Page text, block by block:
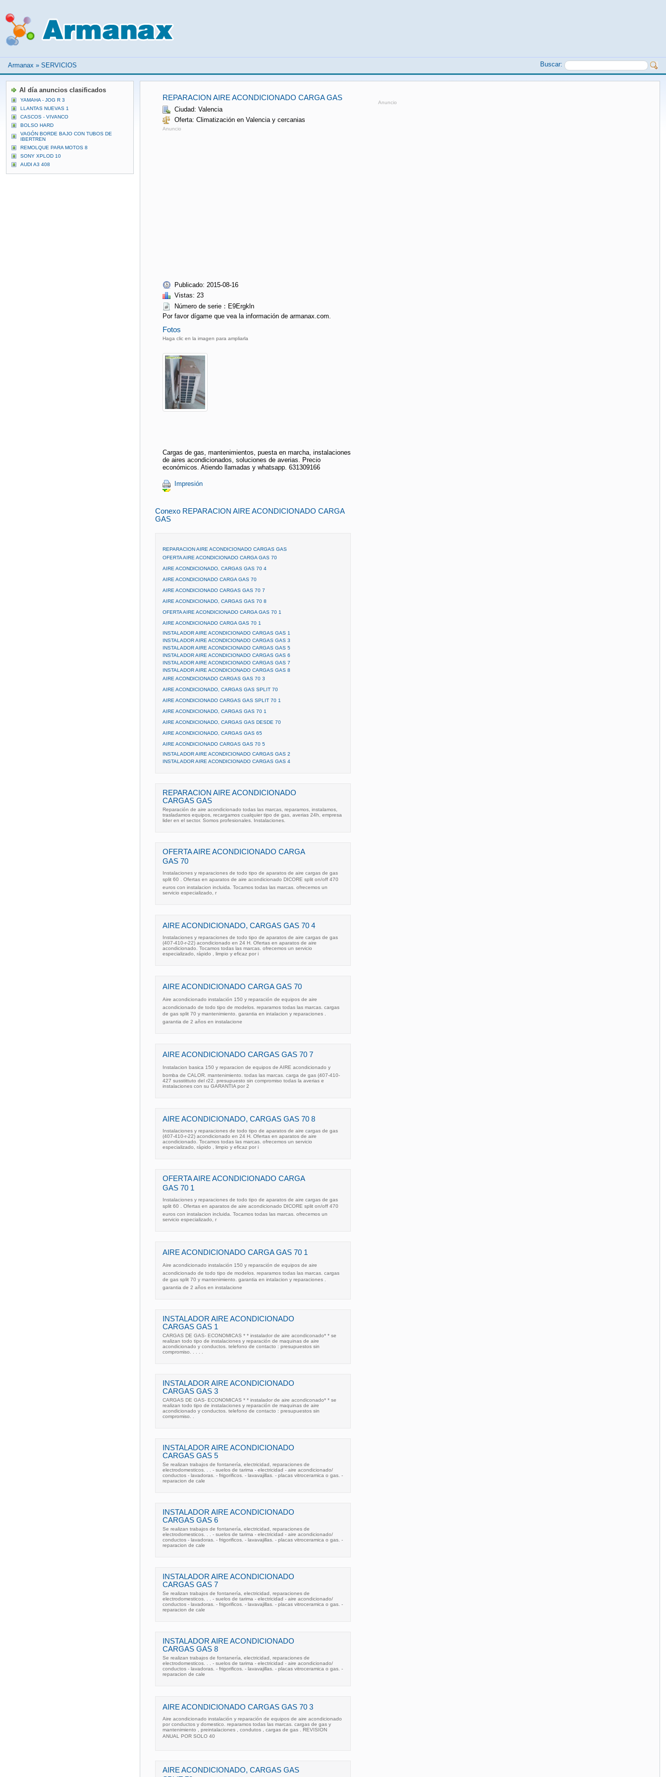
Armanax » SERVICIOS Buscar:
REPARACION AIRE ACONDICIONADO CARGA GAS
Ciudad: Valencia
Oferta: Climatización en Valencia y cercanias
Anuncio
Publicado: 2015-08-16
Vistas: 23
Número de serie：E9Ergkln
Por favor dígame que vea la información de armanax.com.
Fotos
Haga clic en la imagen para ampliarla
Cargas de gas, mantenimientos, puesta en marcha, instalaciones
de aires acondicionados, soluciones de averias. Precio
económicos. Atiendo llamadas y whatsapp. 631309166
Impresión
Anuncio
Conexo REPARACION AIRE ACONDICIONADO CARGA
GAS
REPARACION AIRE ACONDICIONADO CARGAS GAS
OFERTA AIRE ACONDICIONADO CARGA GAS 70
AIRE ACONDICIONADO, CARGAS GAS 70 4
AIRE ACONDICIONADO CARGA GAS 70
AIRE ACONDICIONADO CARGAS GAS 70 7
AIRE ACONDICIONADO, CARGAS GAS 70 8
OFERTA AIRE ACONDICIONADO CARGA GAS 70 1
AIRE ACONDICIONADO CARGA GAS 70 1
INSTALADOR AIRE ACONDICIONADO CARGAS GAS 1
INSTALADOR AIRE ACONDICIONADO CARGAS GAS 3
INSTALADOR AIRE ACONDICIONADO CARGAS GAS 5
INSTALADOR AIRE ACONDICIONADO CARGAS GAS 6
INSTALADOR AIRE ACONDICIONADO CARGAS GAS 7
INSTALADOR AIRE ACONDICIONADO CARGAS GAS 8
AIRE ACONDICIONADO CARGAS GAS 70 3
AIRE ACONDICIONADO, CARGAS GAS SPLIT 70
AIRE ACONDICIONADO CARGAS GAS SPLIT 70 1
AIRE ACONDICIONADO, CARGAS GAS 70 1
AIRE ACONDICIONADO, CARGAS GAS DESDE 70
AIRE ACONDICIONADO, CARGAS GAS 65
AIRE ACONDICIONADO CARGAS GAS 70 5
INSTALADOR AIRE ACONDICIONADO CARGAS GAS 2
INSTALADOR AIRE ACONDICIONADO CARGAS GAS 4
REPARACION AIRE ACONDICIONADO
CARGAS GAS
Reparación de aire acondicionado todas las marcas, reparamos, instalamos,
trasladamos equipos, recargamos cualquier tipo de gas, averias 24h, empresa
lider en el sector. Somos profesionales. Instalaciones.
OFERTA AIRE ACONDICIONADO CARGA
GAS 70
Instalaciones y reparaciones de todo tipo de aparatos de aire cargas de gas
split 60 . Ofertas en aparatos de aire acondicionado DICORE split on/off 470
euros con instalacion incluida. Tocamos todas las marcas. ofrecemos un
servicio especializado, r
AIRE ACONDICIONADO, CARGAS GAS 70 4
Instalaciones y reparaciones de todo tipo de aparatos de aire cargas de gas
(407-410-r-22) acondicionado en 24 H. Ofertas en aparatos de aire
acondicionado. Tocamos todas las marcas. ofrecemos un servicio
especializado, rápido , limpio y eficaz por i
AIRE ACONDICIONADO CARGA GAS 70
Aire acondicionado instalación 150 y reparación de equipos de aire
acondicionado de todo tipo de modelos. reparamos todas las marcas. cargas
de gas split 70 y mantenimiento. garantia en intalacion y reparaciones .
garantia de 2 años en instalacione
AIRE ACONDICIONADO CARGAS GAS 70 7
Instalacion basica 150 y reparacion de equipos de AIRE acondicionado y
bomba de CALOR. mantenimiento. todas las marcas. carga de gas (407-410-
427 susstittuto del r22. presupuesto sin compromiso todas la averias e
instalaciones con su GARANTIA por 2
AIRE ACONDICIONADO, CARGAS GAS 70 8
Instalaciones y reparaciones de todo tipo de aparatos de aire cargas de gas
(407-410-r-22) acondicionado en 24 H. Ofertas en aparatos de aire
acondicionado. Tocamos todas las marcas. ofrecemos un servicio
especializado, rápido , limpio y eficaz por i
OFERTA AIRE ACONDICIONADO CARGA
GAS 70 1
Instalaciones y reparaciones de todo tipo de aparatos de aire cargas de gas
split 60 . Ofertas en aparatos de aire acondicionado DICORE split on/off 470
euros con instalacion incluida. Tocamos todas las marcas. ofrecemos un
servicio especializado, r
AIRE ACONDICIONADO CARGA GAS 70 1
Aire acondicionado instalación 150 y reparación de equipos de aire
acondicionado de todo tipo de modelos. reparamos todas las marcas. cargas
de gas split 70 y mantenimiento. garantia en intalacion y reparaciones .
garantia de 2 años en instalacione
INSTALADOR AIRE ACONDICIONADO
CARGAS GAS 1
CARGAS DE GAS- ECONOMICAS * * instalador de aire acondiconado* * se
realizan todo tipo de instalaciones y reparación de maquinas de aire
acondicionado y conductos. telefono de contacto : presupuestos sin
compromiso. . . . .
INSTALADOR AIRE ACONDICIONADO
CARGAS GAS 3
CARGAS DE GAS- ECONOMICAS * * instalador de aire acondiconado* * se
realizan todo tipo de instalaciones y reparación de maquinas de aire
acondicionado y conductos. telefono de contacto : presupuestos sin
compromiso. .
INSTALADOR AIRE ACONDICIONADO
CARGAS GAS 5
Se realizan trabajos de fontanería, electricidad, reparaciones de
electrodomesticos. . . - suelos de tarima - electricidad - aire acondicionado/
conductos - lavadoras. - frigorificos. - lavavajillas. - placas vitroceramica o gas. -
reparacion de cale
INSTALADOR AIRE ACONDICIONADO
CARGAS GAS 6
Se realizan trabajos de fontanería, electricidad, reparaciones de
electrodomesticos. . . - suelos de tarima - electricidad - aire acondicionado/
conductos - lavadoras. - frigorificos. - lavavajillas. - placas vitroceramica o gas. -
reparacion de cale
INSTALADOR AIRE ACONDICIONADO
CARGAS GAS 7
Se realizan trabajos de fontanería, electricidad, reparaciones de
electrodomesticos. . . - suelos de tarima - electricidad - aire acondicionado/
conductos - lavadoras. - frigorificos. - lavavajillas. - placas vitroceramica o gas. -
reparacion de cale
INSTALADOR AIRE ACONDICIONADO
CARGAS GAS 8
Se realizan trabajos de fontanería, electricidad, reparaciones de
electrodomesticos. . . - suelos de tarima - electricidad - aire acondicionado/
conductos - lavadoras. - frigorificos. - lavavajillas. - placas vitroceramica o gas. -
reparacion de cale
AIRE ACONDICIONADO CARGAS GAS 70 3
Aire acondicionado instalación y reparación de equipos de aire acondicionado
por conductos y domestico. reparamos todas las marcas. cargas de gas y
mantenimiento , preintalaciones , condutos , cargas de gas . REVISION
ANUAL POR SOLO 40
AIRE ACONDICIONADO, CARGAS GAS
Al día anuncios clasificados
YAMAHA - JOG R 3
LLANTAS NUEVAS 1
CASCOS - VIVANCO
BOLSO HARD
VAGÓN BORDE BAJO CON TUBOS DE
IBERTREN
REMOLQUE PARA MOTOS 8
SONY XPLOD 10
AUDI A3 408